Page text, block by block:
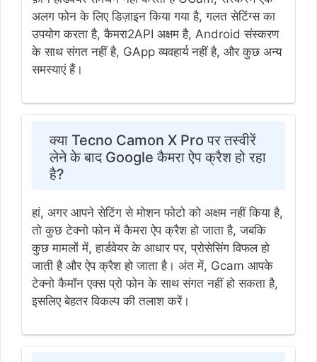
अलग फोन के लिए डिज़ाइन किया गया है, गलत सेटिंग्स का
उपयोग करता है, कैमरा2API अक्षम है, Android संस्करण
के साथ संगत नहीं है, GApp व्यवहार्य नहीं है, और कुछ अन्य
समस्याएं हैं।
क्या Tecno Camon X Pro पर तस्वीरें
लेने के बाद Google कैमरा ऐप क्रैश हो रहा
है?
हां, अगर आपने सेटिंग से मोशन फोटो को अक्षम नहीं किया है,
तो कुछ टेक्नो फोन में कैमरा ऐप क्रैश हो जाता है, जबकि
कुछ मामलों में, हार्डवेयर के आधार पर, प्रोसेसिंग विफल हो
जाती है और ऐप क्रैश हो जाता है। अंत में, Gcam आपके
टेक्नो कैमॉन एक्स प्रो फोन के साथ संगत नहीं हो सकता है,
इसलिए बेहतर विकल्प की तलाश करें।